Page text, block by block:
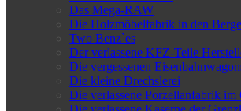
Das Mega-RAW
Die Holzmöbelfabrik in den
Two Benz`es
Der verlassene KFZ-Teile
Die vergessenen
Die kleine Drechslerei
Die verlassene Porzellanfabrik im